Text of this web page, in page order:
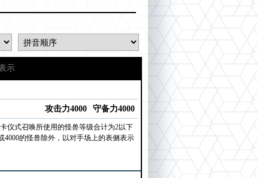
示
攻击力4000 守备力4000
仪式召唤所使用的怪兽等级合计为2以下
的怪兽除外，以对手场上的表侧表示